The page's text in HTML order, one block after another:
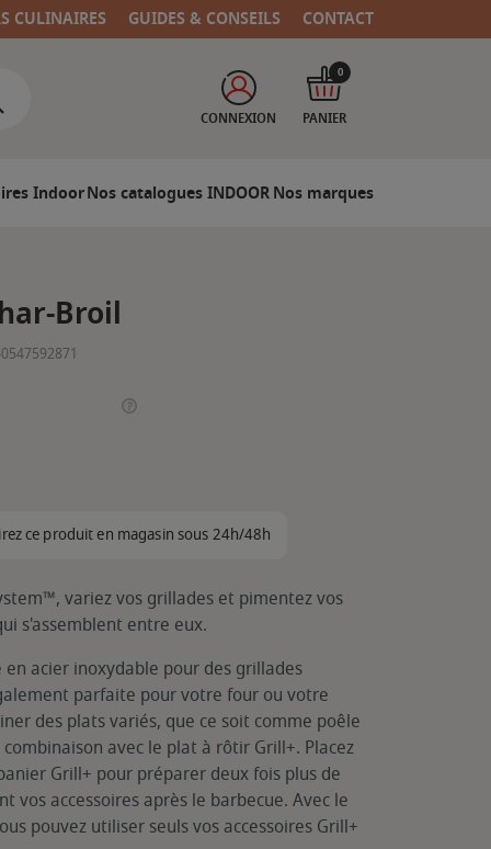
CULINAIRES GUIDES & CONSEILS CONTACT
CONNEXION PANIER
0
IndoorNos catalogues INDOORNos marques
Broil
ce produit en magasin sous 24h/48h
variez vos grillades et pimentez vos
s'assemblent entre eux.
acier inoxydable pour des grillades
parfaite pour votre four ou votre
des plats variés, que ce soit comme poêle
avec le plat à rôtir Grill+. Placez
Grill+ pour préparer deux fois plus de
vos accessoires après le barbecue. Avec le
pouvez utiliser seuls vos accessoires Grill+